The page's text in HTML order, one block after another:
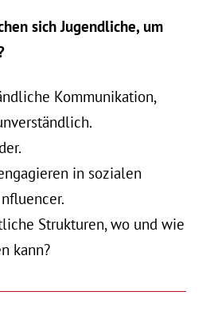
sich Jugendliche, um
Kommunikation,
in sozialen
Strukturen, wo und wie
kann?